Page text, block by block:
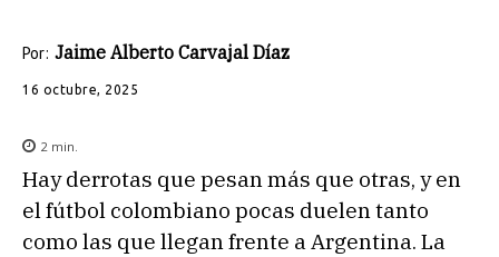
Por: Jaime Alberto Carvajal Díaz
16 octubre, 2025
2 min.
Hay derrotas que pesan más que otras, y en
el fútbol colombiano pocas duelen tanto
como las que llegan frente a Argentina. La